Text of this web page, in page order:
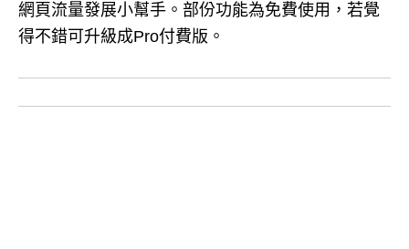
網頁流量發展小幫手。部份功能為免費使用，若覺
得不錯可升級成Pro付費版。